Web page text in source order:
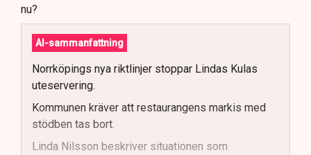
nu?
AI-sammanfattning
Norrköpings nya riktlinjer stoppar Lindas Kulas
uteservering.
Kommunen kräver att restaurangens markis med
stödben tas bort.
Linda Nilsson beskriver situationen som